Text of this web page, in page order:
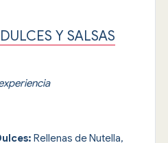
Y SALSAS
Rellenas de Nutella,